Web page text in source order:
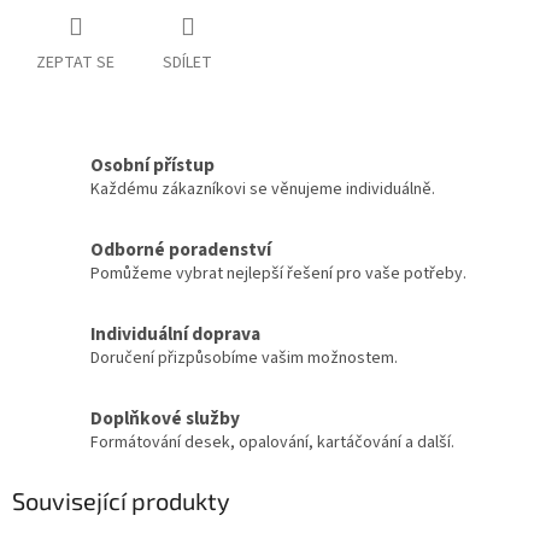
ZEPTAT SE SDÍLET
Osobní přístup
Každému zákazníkovi se věnujeme individuálně.
Odborné poradenství
Pomůžeme vybrat nejlepší řešení pro vaše potřeby.
Individuální doprava
Doručení přizpůsobíme vašim možnostem.
Doplňkové služby
Formátování desek, opalování, kartáčování a další.
Související produkty